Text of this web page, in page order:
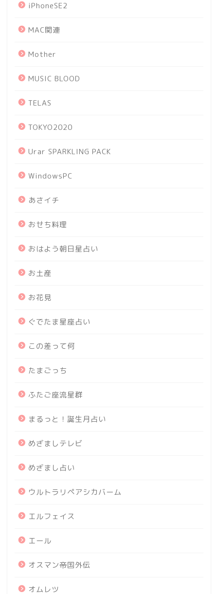
iPhoneSE2
MAC関連
Mother
MUSIC BLOOD
TELAS
TOKYO2020
Urar SPARKLING PACK
WindowsPC
あさイチ
おせち料理
おはよう朝日星占い
お土産
お花見
ぐでたま星座占い
この差って何
たまごっち
ふたご座流星群
まるっと！誕生月占い
めざましテレビ
めざまし占い
ウルトラリペアシカバーム
エルフェイス
エール
オスマン帝国外伝
オムレツ